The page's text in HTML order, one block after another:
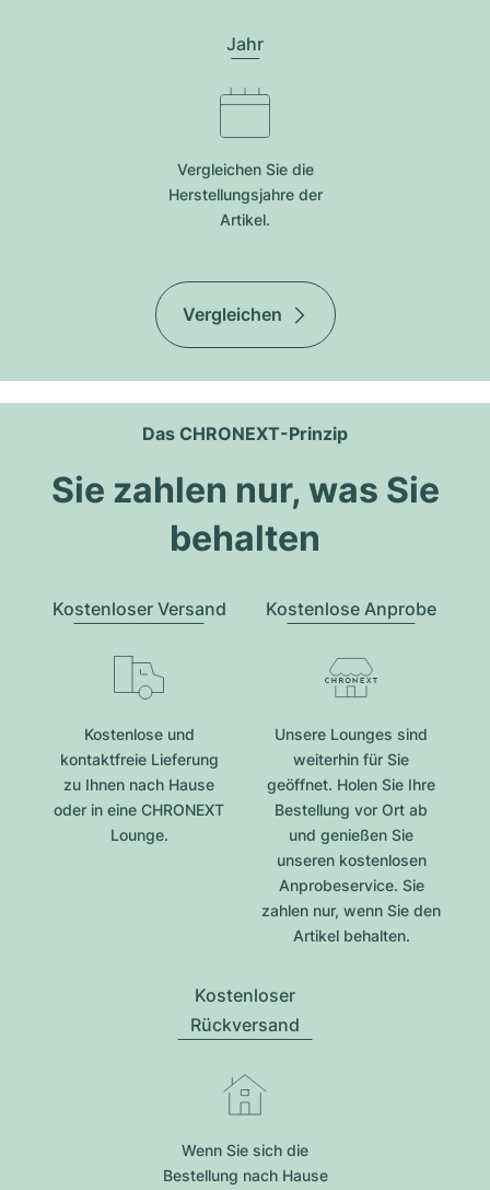
Jahr
Vergleichen Sie die
Herstellungsjahre der
Artikel.
Vergleichen
Das CHRONEXT-Prinzip
Sie zahlen nur, was Sie
behalten
Kostenloser Versand
Kostenlose und
kontaktfreie Lieferung
zu Ihnen nach Hause
oder in eine CHRONEXT
Lounge.
Kostenlose Anprobe
Unsere Lounges sind
weiterhin für Sie
geöffnet. Holen Sie Ihre
Bestellung vor Ort ab
und genießen Sie
unseren kostenlosen
Anprobeservice. Sie
zahlen nur, wenn Sie den
Artikel behalten.
Kostenloser
Rückversand
Wenn Sie sich die
Bestellung nach Hause